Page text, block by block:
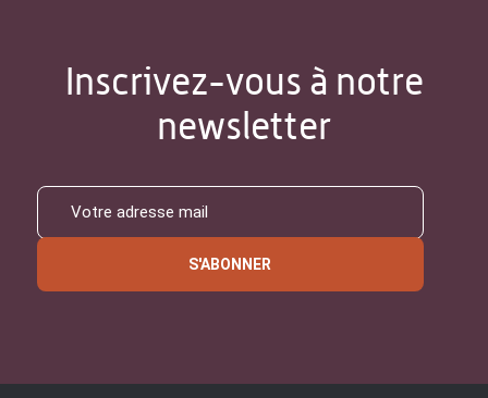
Inscrivez-vous à notre
newsletter
S'ABONNER